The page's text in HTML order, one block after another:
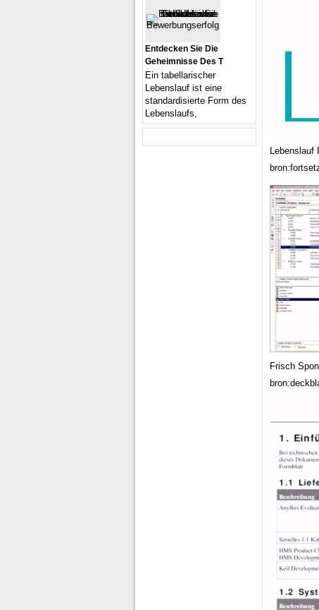
Frisch
Entdecken Sie Die
Geheimnisse Des T
Ein tabellarischer
Lebenslauf ist eine
standardisierte Form des
Lebenslaufs,